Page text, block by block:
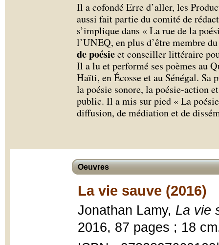
Il a cofondé Erre d’aller, les
aussi fait partie du comité de
s’implique dans « La rue de la
l’UNEQ, en plus d’être membre
de poésieet conseiller littéraire
Il a lu et performé ses poèmes au
Haïti, en Écosse et au Sénégal. Sa
la poésie sonore, la poésie-action
public. Il a mis sur pied « La
diffusion, de médiation et de
Oeuvres
La vie sauve (2016)
Jonathan Lamy, La vie
2016, 87 pages ; 18